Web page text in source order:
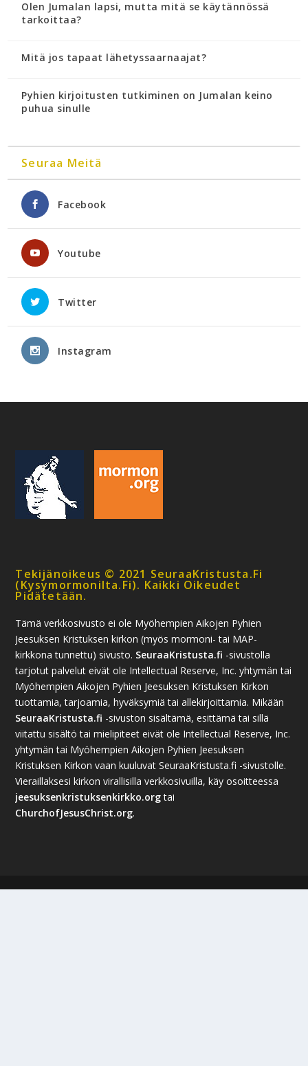
Olen Jumalan lapsi, mutta mitä se käytännössä
tarkoittaa?
Mitä jos tapaat lähetyssaarnaajat?
Pyhien kirjoitusten tutkiminen on Jumalan keino
puhua sinulle
Seuraa Meitä
Facebook
Youtube
Twitter
Instagram
Tekijänoikeus © 2021 SeuraaKristusta.fi
(kysymormonilta.fi). Kaikki Oikeudet
Pidätetään.
Tämä verkkosivusto ei ole Myöhempien Aikojen Pyhien
Jeesuksen Kristuksen kirkon (myös mormoni- tai MAP-
kirkkona tunnettu) sivusto. SeuraaKristusta.fi -sivustolla
tarjotut palvelut eivät ole Intellectual Reserve, Inc. yhtymän tai
Myöhempien Aikojen Pyhien Jeesuksen Kristuksen Kirkon
tuottamia, tarjoamia, hyväksymiä tai allekirjoittamia. Mikään
SeuraaKristusta.fi -sivuston sisältämä, esittämä tai sillä
viitattu sisältö tai mielipiteet eivät ole Intellectual Reserve, Inc.
yhtymän tai Myöhempien Aikojen Pyhien Jeesuksen
Kristuksen Kirkon vaan kuuluvat SeuraaKristusta.fi -sivustolle.
Vieraillaksesi kirkon virallisilla verkkosivuilla, käy osoitteessa
jeesuksenkristuksenkirkko.orgtai
ChurchofJesusChrist.org.